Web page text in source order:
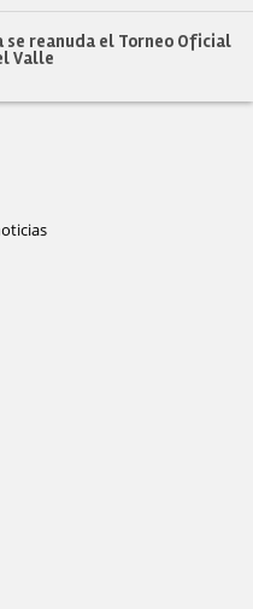
se reanuda el Torneo Oficial
Valle